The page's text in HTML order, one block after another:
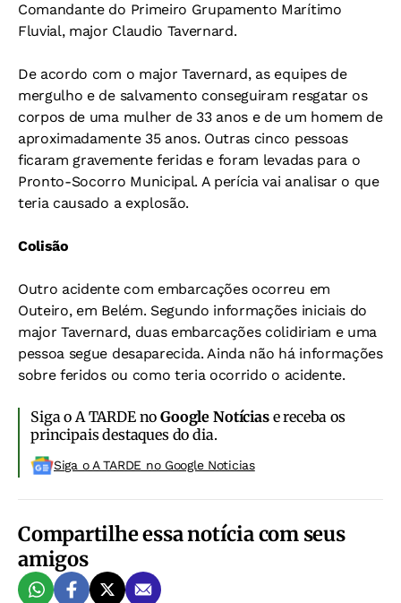
Comandante do Primeiro Grupamento Marítimo
Fluvial, major Claudio Tavernard.
De acordo com o major Tavernard, as equipes de
mergulho e de salvamento conseguiram resgatar os
corpos de uma mulher de 33 anos e de um homem de
aproximadamente 35 anos. Outras cinco pessoas
ficaram gravemente feridas e foram levadas para o
Pronto-Socorro Municipal. A perícia vai analisar o que
teria causado a explosão.
Colisão
Outro acidente com embarcações ocorreu em
Outeiro, em Belém. Segundo informações iniciais do
major Tavernard, duas embarcações colidiriam e uma
pessoa segue desaparecida. Ainda não há informações
sobre feridos ou como teria ocorrido o acidente.
Siga o A TARDE noGoogle Notíciase receba os
principais destaques do dia.
Siga o A TARDE no Google Noticias
Compartilhe essa notícia com seus
amigos